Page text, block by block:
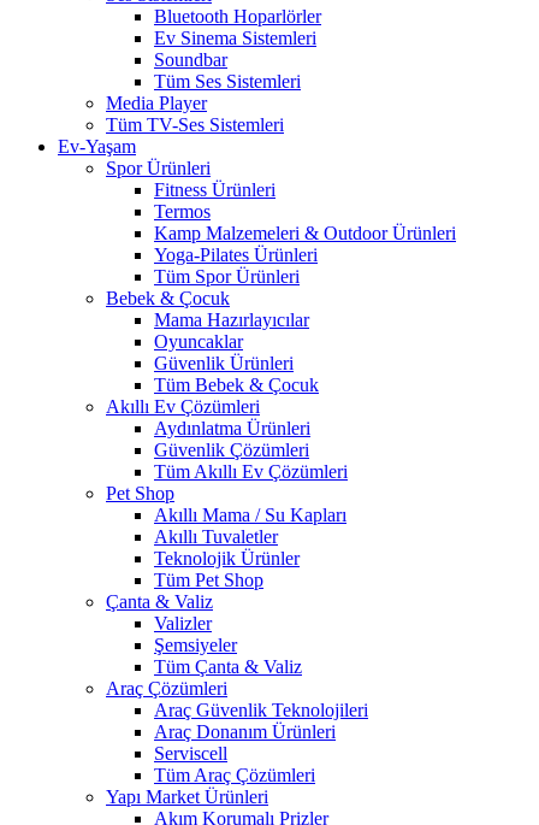
Bluetooth Hoparlörler
Ev Sinema Sistemleri
Soundbar
Tüm Ses Sistemleri
Media Player
Tüm TV-Ses Sistemleri
Ev-Yaşam
Spor Ürünleri
Fitness Ürünleri
Termos
Kamp Malzemeleri & Outdoor Ürünleri
Yoga-Pilates Ürünleri
Tüm Spor Ürünleri
Bebek & Çocuk
Mama Hazırlayıcılar
Oyuncaklar
Güvenlik Ürünleri
Tüm Bebek & Çocuk
Akıllı Ev Çözümleri
Aydınlatma Ürünleri
Güvenlik Çözümleri
Tüm Akıllı Ev Çözümleri
Pet Shop
Akıllı Mama / Su Kapları
Akıllı Tuvaletler
Teknolojik Ürünler
Tüm Pet Shop
Çanta & Valiz
Valizler
Şemsiyeler
Tüm Çanta & Valiz
Araç Çözümleri
Araç Güvenlik Teknolojileri
Araç Donanım Ürünleri
Serviscell
Tüm Araç Çözümleri
Yapı Market Ürünleri
Akım Korumalı Prizler